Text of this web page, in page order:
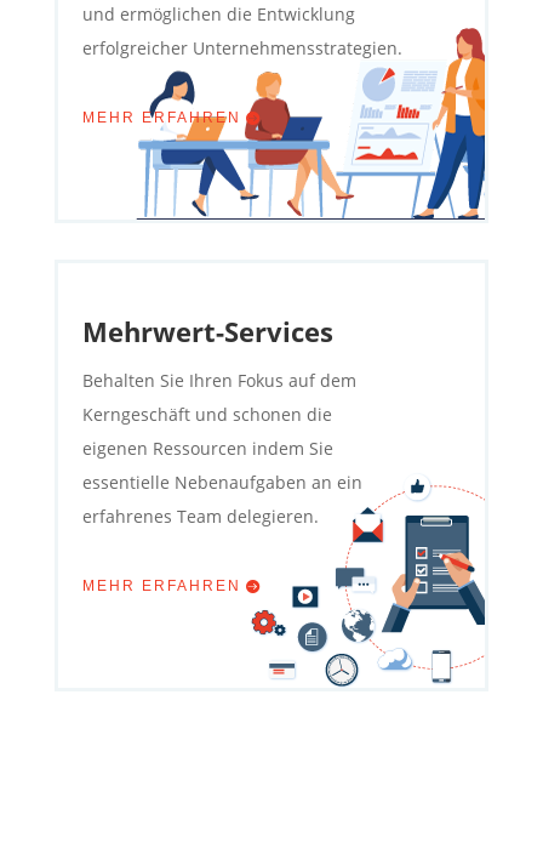
und ermöglichen die Entwicklung
erfolgreicher Unternehmensstrategien.
MEHR ERFAHREN
Mehrwert-Services
Behalten Sie Ihren Fokus auf dem
Kerngeschäft und schonen die
eigenen Ressourcen indem Sie
essentielle Nebenaufgaben an ein
erfahrenes Team delegieren.
MEHR ERFAHREN